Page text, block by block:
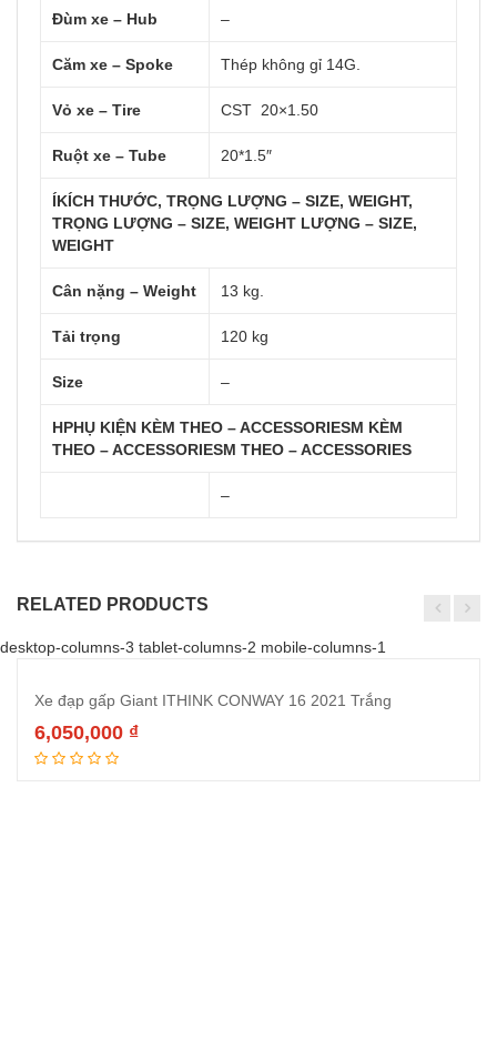
Đùm xe – Hub –
Căm xe – Spoke Thép không gỉ 14G.
Vỏ xe – Tire CST 20×1.50
Ruột xe – Tube 20*1.5″
ÍKÍCH THƯỚC, TRỌNG LƯỢNG – SIZE, WEIGHT,
TRỌNG LƯỢNG – SIZE, WEIGHT LƯỢNG – SIZE,
WEIGHT
Cân nặng – Weight 13 kg.
Tải trọng 120 kg
Size –
HPHỤ KIỆN KÈM THEO – ACCESSORIESM KÈM
THEO – ACCESSORIESM THEO – ACCESSORIES
–
RELATED PRODUCTS
desktop-columns-3 tablet-columns-2 mobile-columns-1
Xe đạp gấp Giant ITHINK CONWAY 16 2021 Trắng
6,050,000 ₫